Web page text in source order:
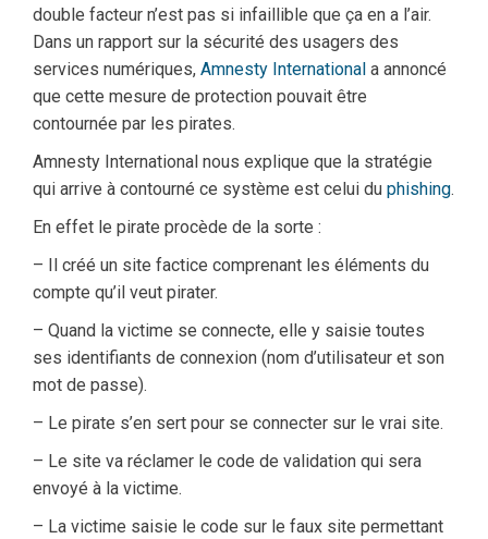
double facteur n’est pas si infaillible que ça en a l’air.
Dans un rapport sur la sécurité des usagers des
services numériques, Amnesty International a annoncé
que cette mesure de protection pouvait être
contournée par les pirates.
Amnesty International nous explique que la stratégie
qui arrive à contourné ce système est celui du phishing.
En effet le pirate procède de la sorte :
– Il créé un site factice comprenant les éléments du
compte qu’il veut pirater.
– Quand la victime se connecte, elle y saisie toutes
ses identifiants de connexion (nom d’utilisateur et son
mot de passe).
– Le pirate s’en sert pour se connecter sur le vrai site.
– Le site va réclamer le code de validation qui sera
envoyé à la victime.
– La victime saisie le code sur le faux site permettant